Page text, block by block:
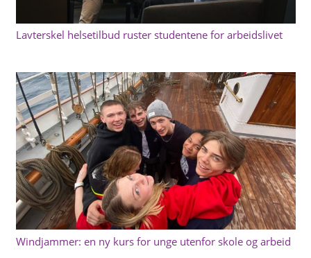
Lavterskel helsetilbud ruster studentene for arbeidslivet
Windjammer: en ny kurs for unge utenfor skole og arbeid